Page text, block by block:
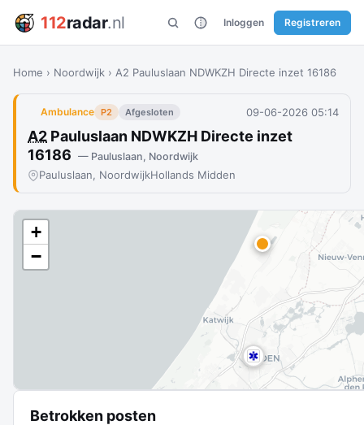
112radar.nl Inloggen Registreren
Home › Noordwijk › A2 Pauluslaan NDWKZH Directe inzet 16186
Ambulance P2 Afgesloten 09-06-2026 05:14
A2 Pauluslaan NDWKZH Directe inzet
16186 — Pauluslaan, Noordwijk
Pauluslaan, NoordwijkHollands Midden
+
−
Betrokken posten